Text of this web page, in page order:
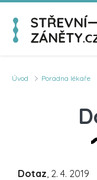
Úvod Poradna lékaře
Dotaz, 2. 4. 2019